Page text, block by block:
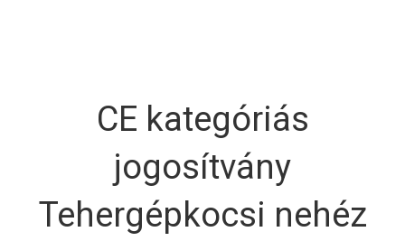
CE kategóriás
jogosítvány
Tehergépkocsi nehéz